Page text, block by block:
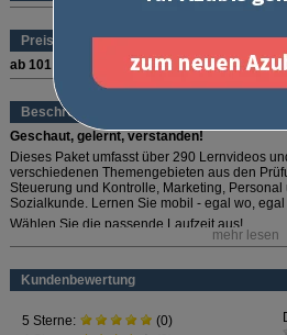
Preise (pro Stück und Sorte)
ab 101 Stück
69,90 €
Beschreibung
Geschaut, gelernt, verstanden!
Dieses Paket umfasst über 290 Lernvideos
verschiedenen Themengebieten aus den
Steuerung und Kontrolle, Marketing, Personal
Sozialkunde. Lernen Sie mobil - egal wo,
Wählen Sie die passende Laufzeit aus!
Laufzeiten und Preise:
1 Monat: 34,90 Euro
3 Monate: 69,90 Euro
12 Monate: 149,90 Euro
mehr lesen
Kundenbewertung